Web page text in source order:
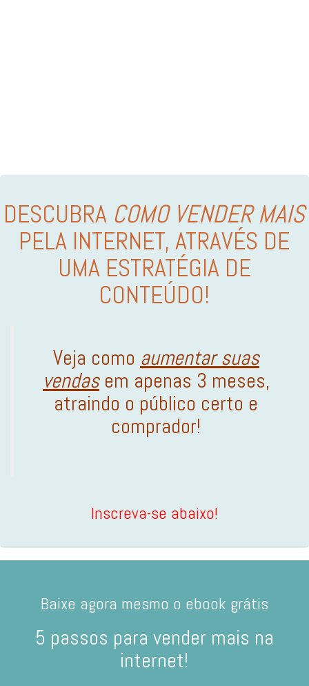
DESCUBRA COMO VENDER MAIS
PELA INTERNET, ATRAVÉS DE
UMA ESTRATÉGIA DE
CONTEÚDO!
Veja como aumentar suas
vendasem apenas 3 meses,
atraindo o público certo e
comprador!
Inscreva-se abaixo!
Baixe agora mesmo o ebook grátis
5 passos para vender mais na
internet!